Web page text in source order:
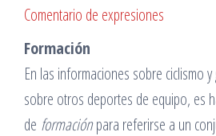
Comentario de expresiones
Formación
En las informaciones sobre ciclismo
sobre otros deportes de equipo, es
de formaciónpara referirse a un